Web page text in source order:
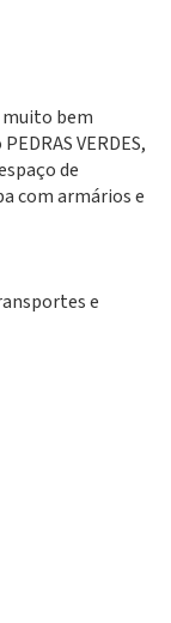
bem
VERDES,
de
com armários e
e